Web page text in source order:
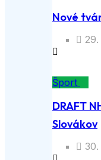
Nové
29.
Šport
DRAFT
Slovákov